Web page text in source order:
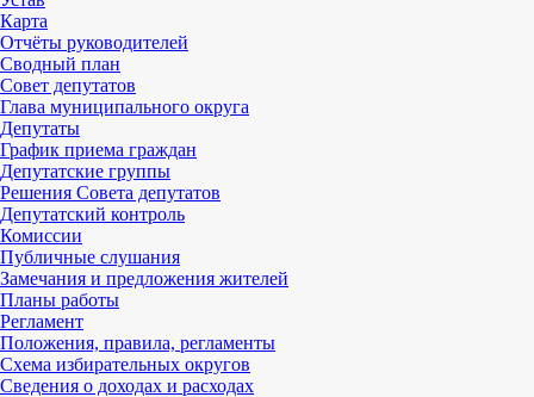
Карта
Отчёты руководителей
Сводный план
Совет депутатов
Глава муниципального округа
Депутаты
График приема граждан
Депутатские группы
Решения Совета депутатов
Депутатский контроль
Комиссии
Публичные слушания
Замечания и предложения жителей
Планы работы
Регламент
Положения, правила, регламенты
Схема избирательных округов
Сведения о доходах и расходах